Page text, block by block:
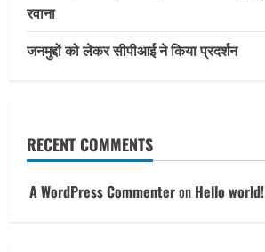
रवाना
जनमुद्दों को लेकर सीपीआई ने किया प्रदर्शन
RECENT COMMENTS
A WordPress Commenteron Hello world!